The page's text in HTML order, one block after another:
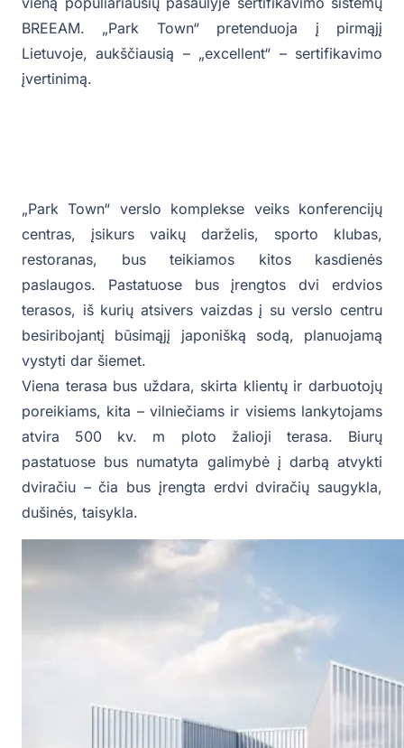
BREEAM. „Park Town“ pretenduoja į pirmąjį
Lietuvoje, aukščiausią – „excellent“ – sertifikavimo
įvertinimą.
„Park Town“ verslo komplekse veiks konferencijų
centras, įsikurs vaikų darželis, sporto klubas,
restoranas, bus teikiamos kitos kasdienės
paslaugos. Pastatuose bus įrengtos dvi erdvios
terasos, iš kurių atsivers vaizdas į su verslo centru
besiribojantį būsimąjį japonišką sodą, planuojamą
vystyti dar šiemet.
Viena terasa bus uždara, skirta klientų ir darbuotojų
poreikiams, kita – vilniečiams ir visiems lankytojams
atvira 500 kv. m ploto žalioji terasa. Biurų
pastatuose bus numatyta galimybė į darbą atvykti
dviračiu – čia bus įrengta erdvi dviračių saugykla,
dušinės, taisykla.